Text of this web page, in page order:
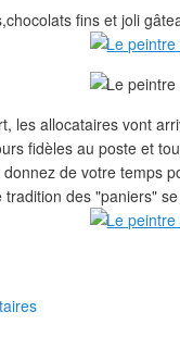
fins et joli
les allocataires vont
fidèles au poste et
de votre temps
tradition des "paniers"